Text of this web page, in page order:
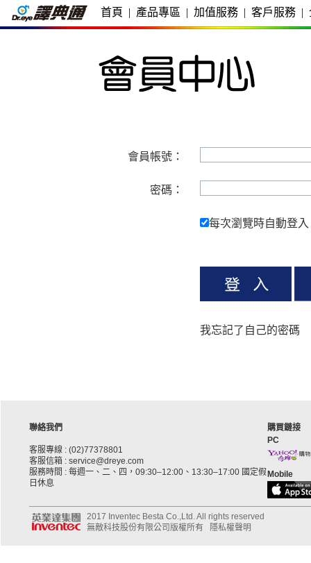
首頁 | 產品專區 | 加值服務 | 客戶服務 |
會員帳號：
密碼：
每次瀏覽時自動登入
我忘記了自己的密碼
聯絡我們
客服專線 : (02)77378801
客服信箱 : service@dreye.com
服務時間 : 每週一、二、四，09:30–12:00、13:30–17:00 國定假
日休息
購買鏈接
PC
Mobile
2017 Inventec Besta Co.,Ltd. All rights reserved
無敵科技股份有限公司版權所有
隱私權聲明